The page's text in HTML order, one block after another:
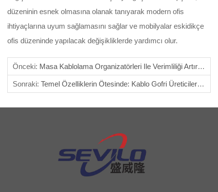
düzeninin esnek olmasına olanak tanıyarak modern ofis
ihtiyaçlarına uyum sağlamasını sağlar ve mobilyalar eskidikçe
ofis düzeninde yapılacak değişikliklerde yardımcı olur.
Önceki: Masa Kablolama Organizatörleri Ile Verimliliği Artırma
Sonraki: Temel Özelliklerin Ötesinde: Kablo Gofri Üreticileri Nasıl Değer Katıyor